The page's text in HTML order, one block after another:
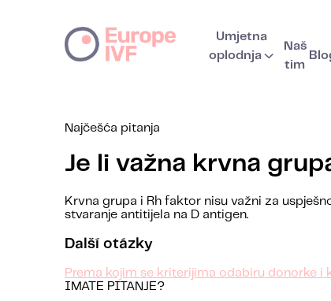
Umjetna
oplodnja
Naš
tim
Najčešća pitanja
Je li važna krvna
Krvna grupa i Rh faktor nisu važni za
stvaranje antitijela na D antigen.
Další otázky
Prema kojim se kriterijima odabiru donorke i
IMATE PITANJE?